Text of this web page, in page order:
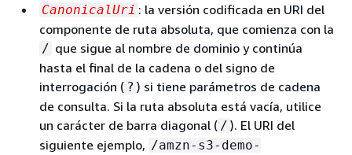
CanonicalUri : la versión codificada en URI del
componente de ruta absoluta, que comienza con la
/ que sigue al nombre de dominio y continúa
hasta el final de la cadena o del signo de
interrogación ( ? ) si tiene parámetros de cadena
de consulta. Si la ruta absoluta está vacía, utilice
un carácter de barra diagonal ( / ). El URI del
siguiente ejemplo, /amzn-s3-demo-